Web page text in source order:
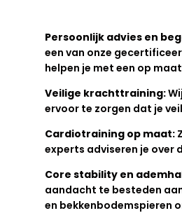
Persoonlijk advies en
een van onze
helpen je met een op
Veilige krachttraining:
ervoor te zorgen dat je
Cardiotraining op maat:
experts adviseren je over
Core stability en
aandacht te besteden
en bekkenbodemspieren